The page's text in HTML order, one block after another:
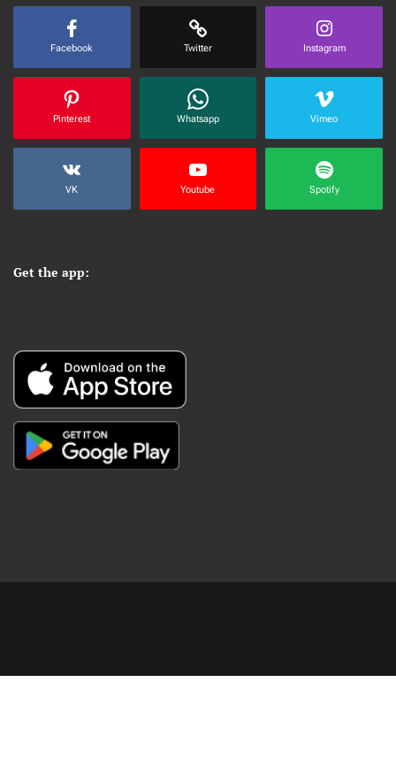
Facebook Twitter Instagram
Pinterest Whatsapp Vimeo
VK Youtube Spotify
Get the app: